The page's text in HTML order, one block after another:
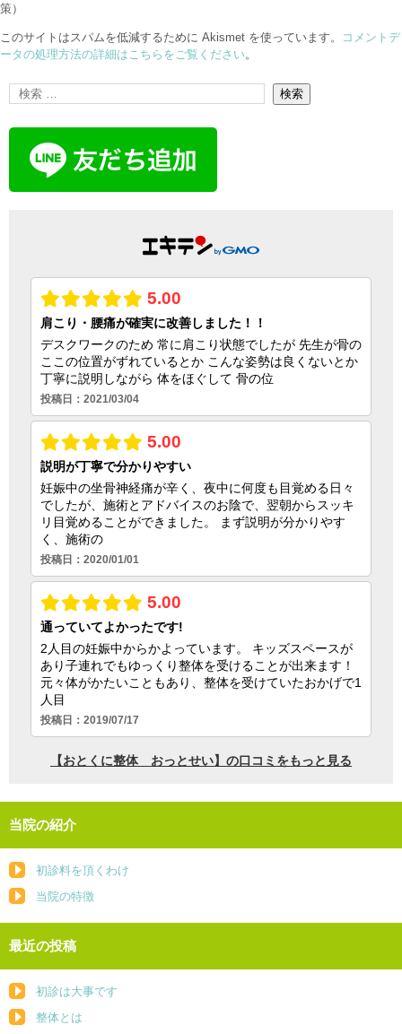
策）
このサイトはスパムを低減するために Akismet を使っています。
コメントデ
ータの処理方法の詳細はこちらをご覧ください。
当院の紹介
初診料を頂くわけ
当院の特徴
最近の投稿
初診は大事です
整体とは